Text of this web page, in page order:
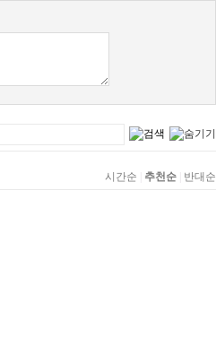
시간순 추천순 반대순